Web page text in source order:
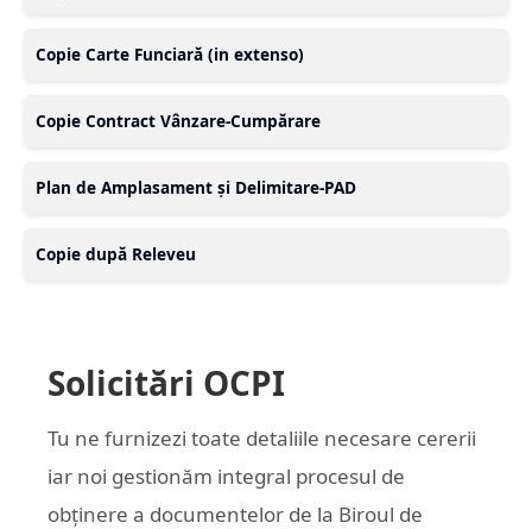
Copie Carte Funciară (in extenso)
Copie Contract Vânzare-Cumpărare
Plan de Amplasament și Delimitare-PAD
Copie după Releveu
Solicitări OCPI
Tu ne furnizezi toate detaliile necesare cererii
iar noi gestionăm integral procesul de
obținere a documentelor de la Biroul de